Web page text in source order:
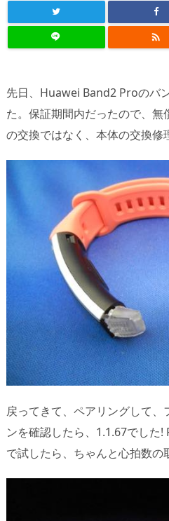

先日、Huawei Band2 Proのバ
た。保証期間内だったので、
の交換ではなく、本体の交換修
戻ってきて、ペアリングして、
ンを確認したら、1.1.67でし
で試したら、ちゃんと心拍数の